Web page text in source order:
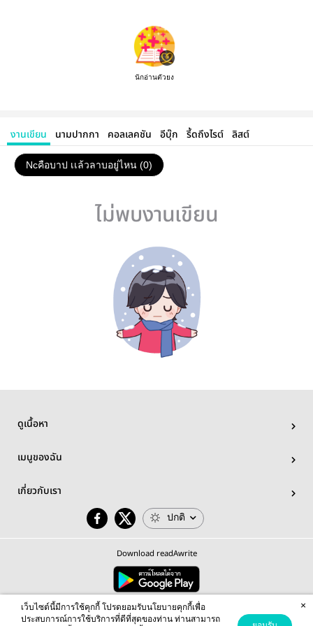
นักอ่านตัวยง
งานเขียน นามปากกา คอลเลคชัน อีบุ๊ก รี้ดถึงไรต์ ลิสต์
Ncคือบาป เเล้วลาบอยู่ไหน (0)
ไม่พบงานเขียน
ดูเนื้อหา
เมนูของฉัน
เกี่ยวกับเรา
ปกติ
Download readAwrite
© 2026 readAwrite.com by MEB Corporation Public Company Limited
This site is protected by reCAPTCHA and the Google Privacy Policy Terms of Serviceapply.
เว็บไซต์นี้มีการใช้คุกกี้ โปรดยอมรับนโยบายคุกกี้เพื่อ
ประสบการณ์การใช้บริการที่ดีที่สุดของท่าน ท่านสามารถ
×